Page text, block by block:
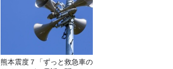
熊本震度７「ずっと救急車の